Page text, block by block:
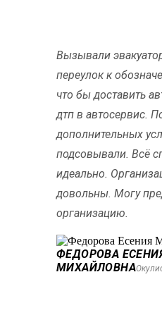
Вызывали
переулок к
что бы доставить
дтп в автосервис.
дополнительных
подсовывали. Всё
идеально.
довольны. Могу
организацию.
ФЕДОРОВА
МИХАЙЛОВНА